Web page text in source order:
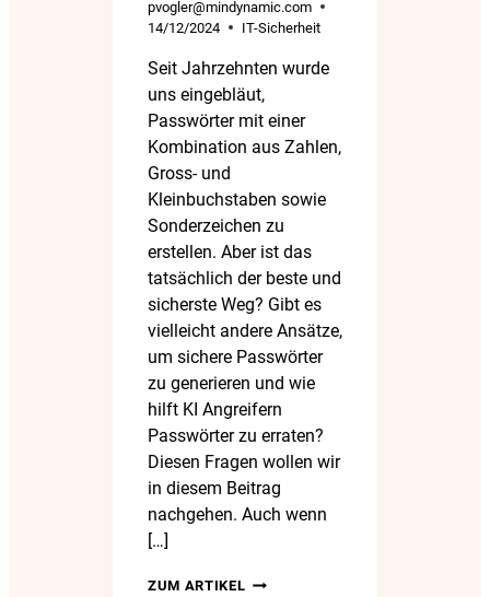
pvogler@mindynamic.com
14/12/2024
IT-Sicherheit
Seit Jahrzehnten wurde
uns eingebläut,
Passwörter mit einer
Kombination aus Zahlen,
Gross- und
Kleinbuchstaben sowie
Sonderzeichen zu
erstellen. Aber ist das
tatsächlich der beste und
sicherste Weg? Gibt es
vielleicht andere Ansätze,
um sichere Passwörter
zu generieren und wie
hilft KI Angreifern
Passwörter zu erraten?
Diesen Fragen wollen wir
in diesem Beitrag
nachgehen. Auch wenn
[…]
ZUM ARTIKEL SICHERE